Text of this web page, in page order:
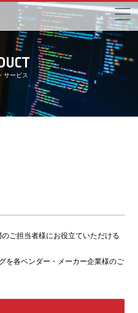
サービス
ご担当者様にお役立ていただける
を各ベンダー・メーカー企業様のご